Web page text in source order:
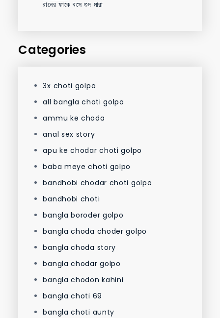
রানের ফাকে বসে গুদ মারা
Categories
3x choti golpo
all bangla choti golpo
ammu ke choda
anal sex story
apu ke chodar choti golpo
baba meye choti golpo
bandhobi chodar choti golpo
bandhobi choti
bangla boroder golpo
bangla choda choder golpo
bangla choda story
bangla chodar golpo
bangla chodon kahini
bangla choti 69
bangla choti aunty